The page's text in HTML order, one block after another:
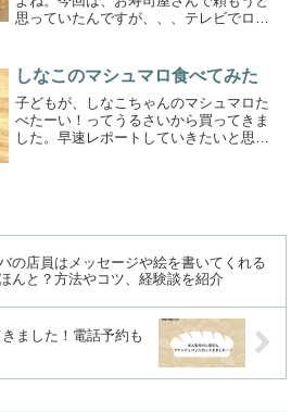
思っていたんですが、、、テレビでロピ
た。ロピアの太巻きってすごいの？ この
投稿をInstagram...
しなこのマシュマロ食べてみた
子どもが、しなこちゃんのマシュマロた
べたーい！ってうるさいから買ってきま
した。早速レポートしていきたいと思い
の店員はメッセージや絵を書いてくれる
んと？方法やコツ、経験談を紹介
ました！電話予約も